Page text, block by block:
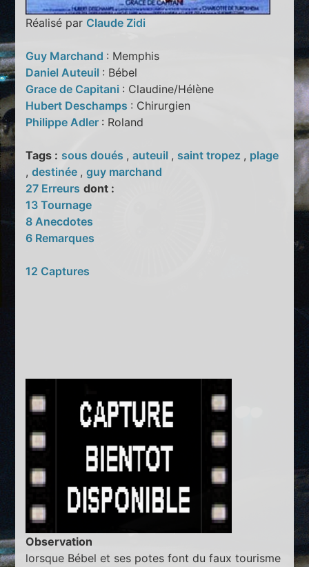
Réalisé par Claude Zidi
Guy Marchand : Memphis
Daniel Auteuil : Bébel
Grace de Capitani : Claudine/Hélène
Hubert Deschamps : Chirurgien
Philippe Adler : Roland
Tags : sous doués ,auteuil , saint tropez , plage
,destinée ,guy marchand
27 Erreurs dont :
13 Tournage
8 Anecdotes
6 Remarques
12 Captures
Observation
lorsque Bébel et ses potes font du faux tourisme